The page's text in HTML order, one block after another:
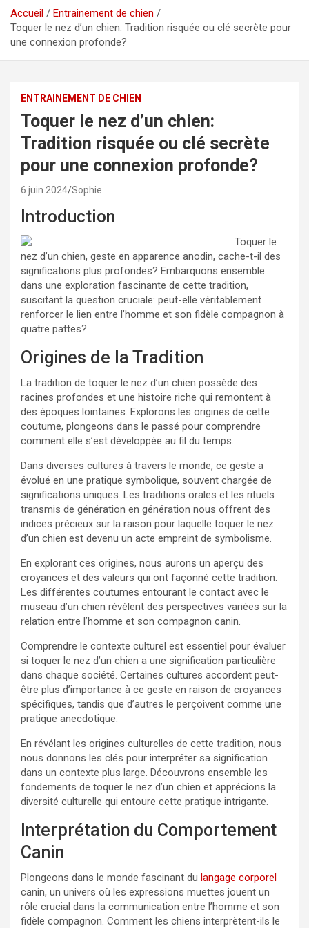
Accueil
Entrainement de chien
Toquer le nez d’un chien: Tradition risquée ou clé secrète pour
une connexion profonde?
ENTRAINEMENT DE CHIEN
Toquer le nez d’un chien:
Tradition risquée ou clé secrète
pour une connexion profonde?
6 juin 2024 Sophie
Introduction
Toquer le
nez d’un chien, geste en apparence anodin, cache-t-il des
significations plus profondes? Embarquons ensemble
dans une exploration fascinante de cette tradition,
suscitant la question cruciale: peut-elle véritablement
renforcer le lien entre l’homme et son fidèle compagnon à
quatre pattes?
Origines de la Tradition
La tradition de toquer le nez d’un chien possède des
racines profondes et une histoire riche qui remontent à
des époques lointaines. Explorons les origines de cette
coutume, plongeons dans le passé pour comprendre
comment elle s’est développée au fil du temps.
Dans diverses cultures à travers le monde, ce geste a
évolué en une pratique symbolique, souvent chargée de
significations uniques. Les traditions orales et les rituels
transmis de génération en génération nous offrent des
indices précieux sur la raison pour laquelle toquer le nez
d’un chien est devenu un acte empreint de symbolisme.
En explorant ces origines, nous aurons un aperçu des
croyances et des valeurs qui ont façonné cette tradition.
Les différentes coutumes entourant le contact avec le
museau d’un chien révèlent des perspectives variées sur la
relation entre l’homme et son compagnon canin.
Comprendre le contexte culturel est essentiel pour évaluer
si toquer le nez d’un chien a une signification particulière
dans chaque société. Certaines cultures accordent peut-
être plus d’importance à ce geste en raison de croyances
spécifiques, tandis que d’autres le perçoivent comme une
pratique anecdotique.
En révélant les origines culturelles de cette tradition, nous
nous donnons les clés pour interpréter sa signification
dans un contexte plus large. Découvrons ensemble les
fondements de toquer le nez d’un chien et apprécions la
diversité culturelle qui entoure cette pratique intrigante.
Interprétation du Comportement
Canin
Plongeons dans le monde fascinant du langage corporel
canin, un univers où les expressions muettes jouent un
rôle crucial dans la communication entre l’homme et son
fidèle compagnon. Comment les chiens interprètent-ils le